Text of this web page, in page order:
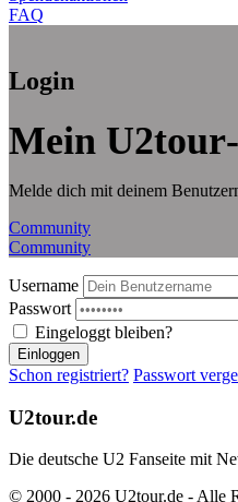
FAQ
Login
Mein
Melde dich mit deinem
Community
Community
Username
Passwort
Eingeloggt bleiben?
Einloggen
Schon registriert? Passwort
U2tour.de
Die deutsche U2 Fanseite mit
© 2000 - 2026 U2tour.de - Alle